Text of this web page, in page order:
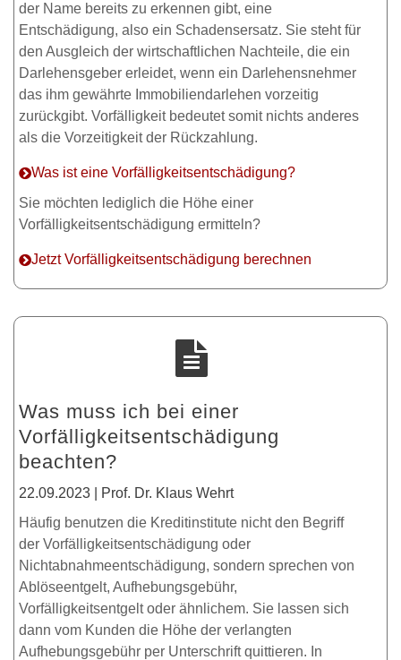
der Name bereits zu erkennen gibt, eine
Entschädigung, also ein Schadensersatz. Sie steht für
den Ausgleich der wirtschaftlichen Nachteile, die ein
Darlehensgeber erleidet, wenn ein Darlehensnehmer
das ihm gewährte Immobiliendarlehen vorzeitig
zurückgibt. Vorfälligkeit bedeutet somit nichts anderes
als die Vorzeitigkeit der Rückzahlung.
Was ist eine Vorfälligkeitsentschädigung?
Sie möchten lediglich die Höhe einer
Vorfälligkeitsentschädigung ermitteln?
Jetzt Vorfälligkeitsentschädigung berechnen
Was muss ich bei einer
Vorfälligkeitsentschädigung
beachten?
22.09.2023 | Prof. Dr. Klaus Wehrt
Häufig benutzen die Kreditinstitute nicht den Begriff
der Vorfälligkeitsentschädigung oder
Nichtabnahmeentschädigung, sondern sprechen von
Ablöseentgelt, Aufhebungsgebühr,
Vorfälligkeitsentgelt oder ähnlichem. Sie lassen sich
dann vom Kunden die Höhe der verlangten
Aufhebungsgebühr per Unterschrift quittieren. In